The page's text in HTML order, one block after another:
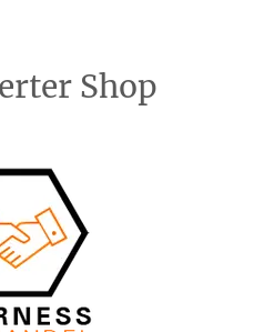
Shop